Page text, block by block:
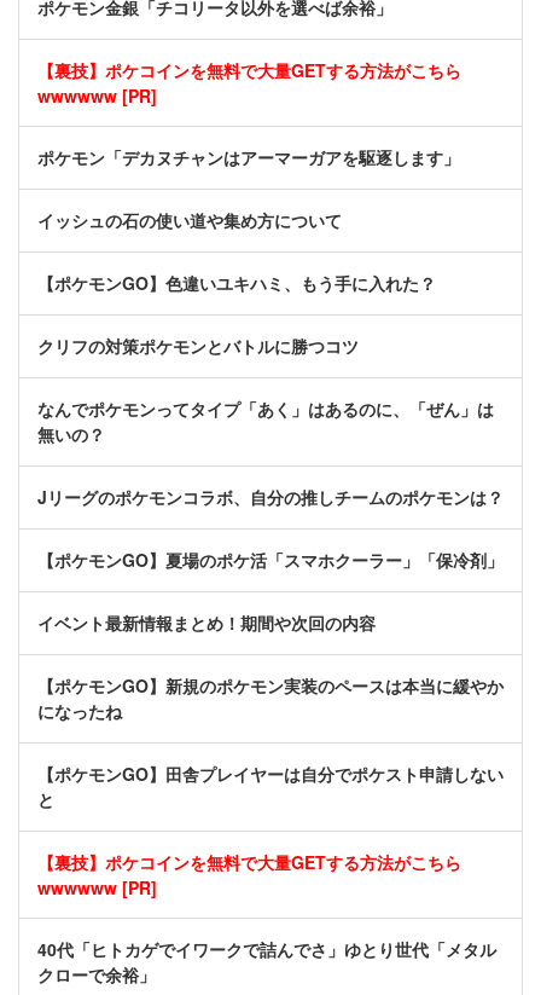
ポケモン金銀「チコリータ以外を選べば余裕」
【裏技】ポケコインを無料で大量GETする方法がこちら
wwwwww [PR]
ポケモン「デカヌチャンはアーマーガアを駆逐します」
イッシュの石の使い道や集め方について
【ポケモンGO】色違いユキハミ、もう手に入れた？
クリフの対策ポケモンとバトルに勝つコツ
なんでポケモンってタイプ「あく」はあるのに、「ぜん」は
無いの？
Jリーグのポケモンコラボ、自分の推しチームのポケモンは？
【ポケモンGO】夏場のポケ活「スマホクーラー」「保冷剤」
イベント最新情報まとめ！期間や次回の内容
【ポケモンGO】新規のポケモン実装のペースは本当に緩やか
になったね
【ポケモンGO】田舎プレイヤーは自分でポケスト申請しない
と
【裏技】ポケコインを無料で大量GETする方法がこちら
wwwwww [PR]
40代「ヒトカゲでイワークで詰んでさ」ゆとり世代「メタル
クローで余裕」